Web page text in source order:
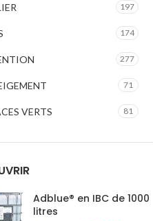
197
174
277
71
VERTS 81
Adblue® en IBC de 1000
litres